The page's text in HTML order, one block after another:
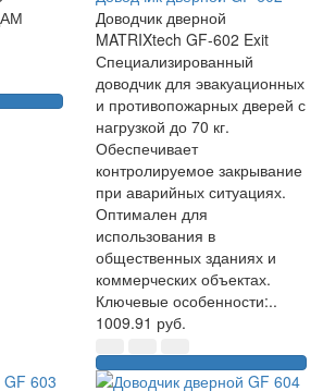
Доводчик дверной
MATRIXtech GF-602 Exit
Специализированный
доводчик для эвакуационных
и противопожарных дверей с
нагрузкой до 70 кг.
Обеспечивает
контролируемое закрывание
при аварийных ситуациях.
Оптимален для
использования в
общественных зданиях и
коммерческих объектах.
Ключевые особенности:..
1009.91 руб.